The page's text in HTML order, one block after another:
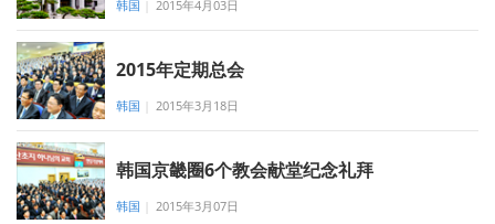
韩国 2015年4月03日
2015年定期总会
韩国 2015年3月18日
韩国京畿圈6个教会献堂纪念礼拜
韩国 2015年3月07日